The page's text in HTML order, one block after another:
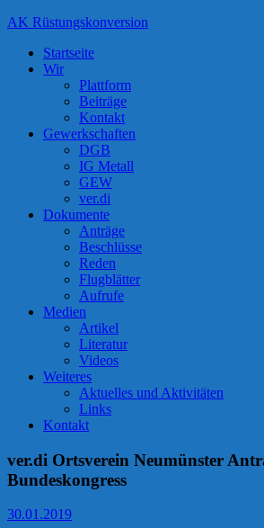
Zum
springen
AK Rüstungskonversion
Startseite
Wir
Plattform
Beiträge
Kontakt
Gewerkschaften
DGB
IG Metall
GEW
ver.di
Dokumente
Anträge
Beschlüsse
Reden
Flugblätter
Aufrufe
Medien
Artikel
Literatur
Videos
Weiteres
Aktuelles und Aktivitäten
Links
Kontakt
ver.di Ortsverein Neumünster
Bundeskongress
30.01.2019